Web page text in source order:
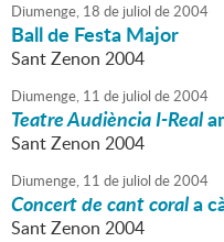
Diumenge, 18 de juliol de2004
Ball de Festa Major
Sant Zenon 2004
Diumenge, 11 de juliol de2004
Teatre Audiència I-Real
Sant Zenon 2004
Diumenge, 11 de juliol de2004
Concert de cant corala
Sant Zenon 2004